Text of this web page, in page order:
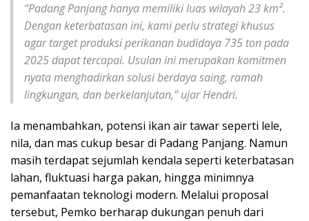
“Padang Panjang hanya memiliki luas wilayah 23 km².
Dengan keterbatasan ini, kami perlu strategi khusus
agar target produksi perikanan budidaya 735 ton pada
2025 dapat tercapai. Usulan ini merupakan komitmen
nyata menghadirkan solusi berdaya saing, ramah
lingkungan, dan berkelanjutan,” ujar Hendri.
Ia menambahkan, potensi ikan air tawar seperti lele,
nila, dan mas cukup besar di Padang Panjang. Namun
masih terdapat sejumlah kendala seperti keterbatasan
lahan, fluktuasi harga pakan, hingga minimnya
pemanfaatan teknologi modern. Melalui proposal
tersebut, Pemko berharap dukungan penuh dari